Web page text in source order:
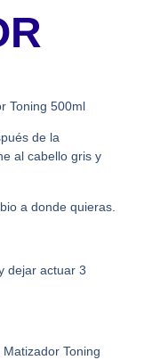
Toning 500ml
de la
al cabello gris y
a donde quieras.
dejar actuar 3
Toning